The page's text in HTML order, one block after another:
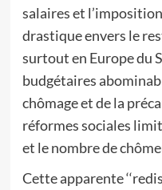
salaires et
drastique envers le
surtout en Europe du
budgétaires
chômage et de la
réformes sociales
et le nombre de
Cette apparente